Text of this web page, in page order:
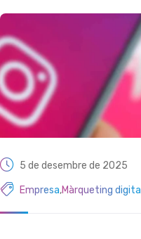
5 de desembre de 2025
Empresa,Màrqueting digital